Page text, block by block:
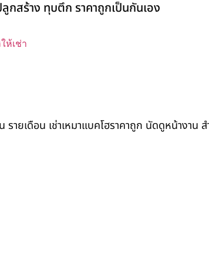
สร้าง ทุบตึก ราคาถูกเป็นกันเอง
ห้เช่า
ายเดือน เช่าเหมาแบคโฮราคาถูก นัดดูหน้างาน